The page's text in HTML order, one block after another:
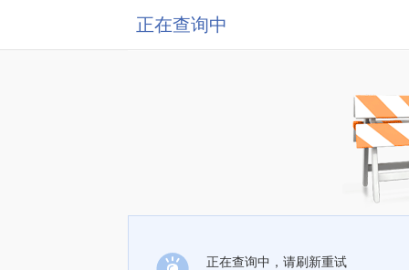
正在查询中
正在查询中，请刷新重试